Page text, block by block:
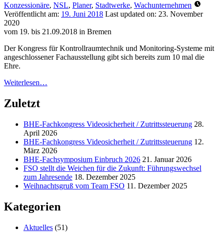
Konzessionäre, NSL, Planer, Stadtwerke, Wachunternehmen
Veröffentlicht am: 19. Juni 2018 Last updated on: 23. November
2020
vom 19. bis 21.09.2018 in Bremen
Der Kongress für Kontrollraumtechnik und Monitoring-Systeme mit
angeschlossener Fachausstellung gibt sich bereits zum 10 mal die
Ehre.
Weiterlesen…
Zuletzt
BHE-Fachkongress Videosicherheit / Zutrittssteuerung 28.
April 2026
BHE-Fachkongress Videosicherheit / Zutrittssteuerung 12.
März 2026
BHE-Fachsymposium Einbruch 2026 21. Januar 2026
FSO stellt die Weichen für die Zukunft: Führungswechsel
zum Jahresende 18. Dezember 2025
Weihnachtsgruß vom Team FSO 11. Dezember 2025
Kategorien
Aktuelles (51)